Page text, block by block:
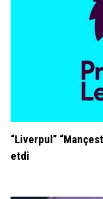
“Liverpul”
etdi